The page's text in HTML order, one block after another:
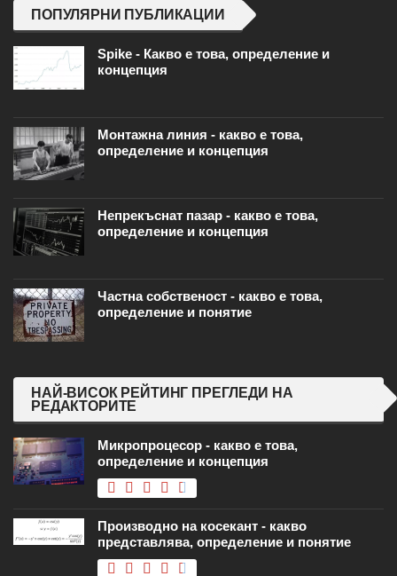
ПОПУЛЯРНИ ПУБЛИКАЦИИ
Spike - Какво е това, определение и
концепция
Монтажна линия - какво е това,
определение и концепция
Непрекъснат пазар - какво е това,
определение и концепция
Частна собственост - какво е това,
определение и понятие
НАЙ-ВИСОК РЕЙТИНГ ПРЕГЛЕДИ НА
РЕДАКТОРИТЕ
Микропроцесор - какво е това,
определение и концепция
Производно на косекант - какво
представлява, определение и понятие